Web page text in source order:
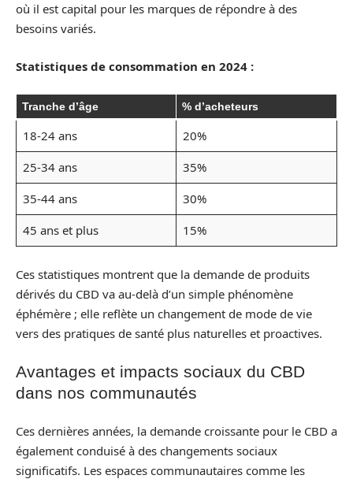
où il est capital pour les marques de répondre à des
besoins variés.
Statistiques de consommation en 2024 :
Tranche d’âge % d’acheteurs
18-24 ans
20%
25-34 ans
35%
35-44 ans
30%
45 ans et plus
15%
Ces statistiques montrent que la demande de produits
dérivés du CBD va au-delà d’un simple phénomène
éphémère ; elle reflète un changement de mode de vie
vers des pratiques de santé plus naturelles et proactives.
Avantages et impacts sociaux du CBD
dans nos communautés
Ces dernières années, la demande croissante pour le CBD a
également conduisé à des changements sociaux
significatifs. Les espaces communautaires comme les